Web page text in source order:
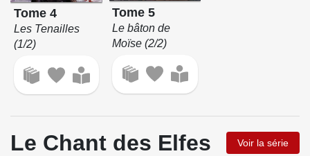
Tome 4
Les Tenailles
(1/2)
Tome 5
Le bâton de
Moïse (2/2)
Le Chant des Elfes Voir la série